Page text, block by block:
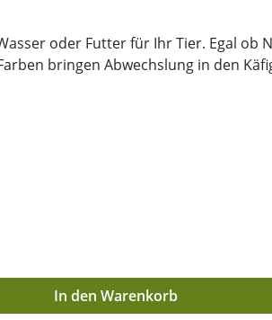
für Ihr Tier. Egal ob Nager, Katze
salz-glasiert Die peppigen Farben
In den Warenkorb